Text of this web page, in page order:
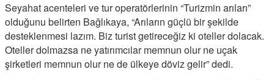
Seyahat acenteleri ve tur operatörlerinin “Turizmin arıları”
olduğunu belirten Bağlıkaya, “Arıların güçlü bir şekilde
desteklenmesi lazım. Biz turist getireceğiz ki oteller dolacak.
Oteller dolmazsa ne yatırımcılar memnun olur ne uçak
şirketleri memnun olur ne de ülkeye döviz gelir” dedi.